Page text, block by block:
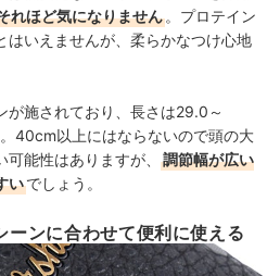
れほど気になりません 。プロテイン
はいえませんが、柔らかなつけ心地
が施されており、長さは29.0～
40cm以上にはならないので頭の大
能性はありますが、
調節幅が広い
いでしょう。
ーンに合わせて便利に使える